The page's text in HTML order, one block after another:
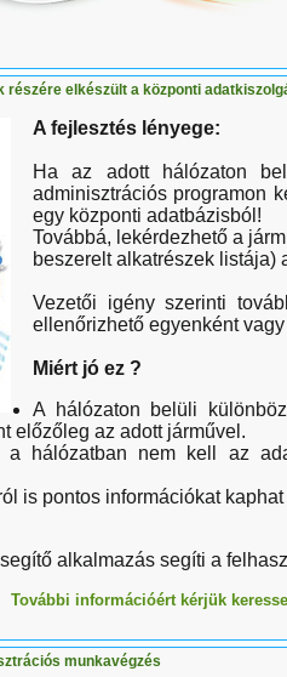
részére elkészült a központi
A fejlesztés lényege:
Ha az adott hálózaton
adminisztrációs programon
egy központi adatbázisból!
Továbbá, lekérdezhető a
beszerelt alkatrészek listája)
Vezetői igény szerinti
ellenőrizhető egyenként
Miért jó ez ?
A hálózaton belüli
előzőleg az adott járművel.
hálózatban nem kell az
is pontos információkat
alkalmazás segíti a
További információért kérjük
munkavégzés